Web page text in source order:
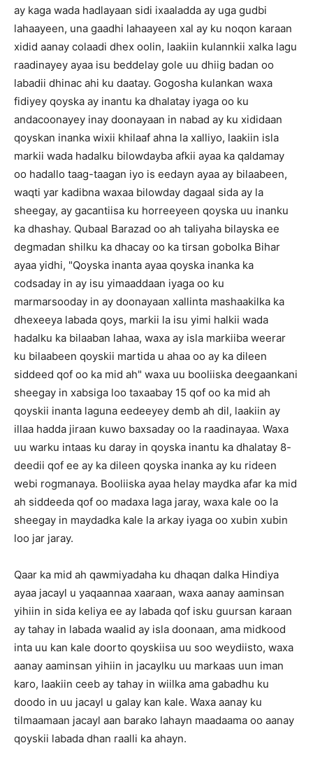
ay kaga wada hadlayaan sidi ixaaladda ay uga gudbi
lahaayeen, una gaadhi lahaayeen xal ay ku noqon karaan
xidid aanay colaadi dhex oolin, laakiin kulannkii xalka lagu
raadinayey ayaa isu beddelay gole uu dhiig badan oo
labadii dhinac ahi ku daatay. Gogosha kulankan waxa
fidiyey qoyska ay inantu ka dhalatay iyaga oo ku
andacoonayey inay doonayaan in nabad ay ku xididaan
qoyskan inanka wixii khilaaf ahna la xalliyo, laakiin isla
markii wada hadalku bilowdayba afkii ayaa ka qaldamay
oo hadallo taag-taagan iyo is eedayn ayaa ay bilaabeen,
waqti yar kadibna waxaa bilowday dagaal sida ay la
sheegay, ay gacantiisa ku horreeyeen qoyska uu inanku
ka dhashay. Qubaal Barazad oo ah taliyaha bilayska ee
degmadan shilku ka dhacay oo ka tirsan gobolka Bihar
ayaa yidhi, "Qoyska inanta ayaa qoyska inanka ka
codsaday in ay isu yimaaddaan iyaga oo ku
marmarsooday in ay doonayaan xallinta mashaakilka ka
dhexeeya labada qoys, markii la isu yimi halkii wada
hadalku ka bilaaban lahaa, waxa ay isla markiiba weerar
ku bilaabeen qoyskii martida u ahaa oo ay ka dileen
siddeed qof oo ka mid ah" waxa uu booliiska deegaankani
sheegay in xabsiga loo taxaabay 15 qof oo ka mid ah
qoyskii inanta laguna eedeeyey demb ah dil, laakiin ay
illaa hadda jiraan kuwo baxsaday oo la raadinayaa. Waxa
uu warku intaas ku daray in qoyska inantu ka dhalatay 8-
deedii qof ee ay ka dileen qoyska inanka ay ku rideen
webi rogmanaya. Booliiska ayaa helay maydka afar ka mid
ah siddeeda qof oo madaxa laga jaray, waxa kale oo la
sheegay in maydadka kale la arkay iyaga oo xubin xubin
loo jar jaray.
Qaar ka mid ah qawmiyadaha ku dhaqan dalka Hindiya
ayaa jacayl u yaqaannaa xaaraan, waxa aanay aaminsan
yihiin in sida keliya ee ay labada qof isku guursan karaan
ay tahay in labada waalid ay isla doonaan, ama midkood
inta uu kan kale doorto qoyskiisa uu soo weydiisto, waxa
aanay aaminsan yihiin in jacaylku uu markaas uun iman
karo, laakiin ceeb ay tahay in wiilka ama gabadhu ku
doodo in uu jacayl u galay kan kale. Waxa aanay ku
tilmaamaan jacayl aan barako lahayn maadaama oo aanay
qoyskii labada dhan raalli ka ahayn.